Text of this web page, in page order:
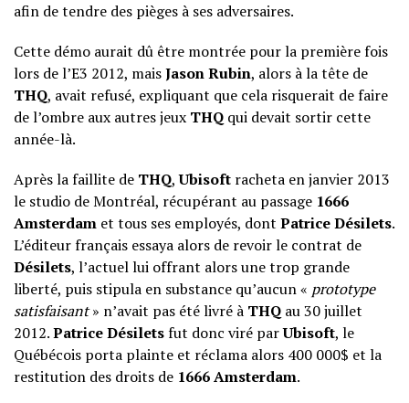
afin de tendre des pièges à ses adversaires.
Cette démo aurait dû être montrée pour la première fois
lors de l’E3 2012, maisJason Rubin, alors à la tête de
THQ, avait refusé, expliquant que cela risquerait de faire
de l’ombre aux autres jeux THQ qui devait sortir cette
année-là.
Après la faillite de THQ,Ubisoft racheta en janvier 2013
le studio de Montréal, récupérant au passage 1666
Amsterdam et tous ses employés, dont Patrice Désilets.
L’éditeur français essaya alors de revoir le contrat de
Désilets, l’actuel lui offrant alors une trop grande
liberté, puis stipula en substance qu’aucun « prototype
satisfaisant» n’avait pas été livré à THQ au 30 juillet
2012.Patrice Désiletsfut donc viré parUbisoft, le
Québécois porta plainte et réclama alors 400 000$ et la
restitution des droits de 1666 Amsterdam.